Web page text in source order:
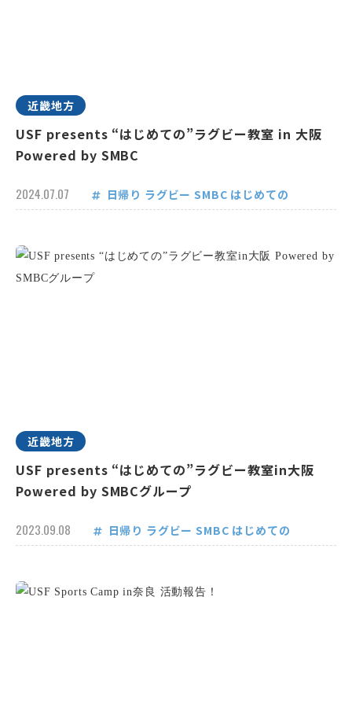
近畿地方
USF presents “はじめての”ラグビー教室 in 大阪
Powered by SMBC
2024.07.07 日帰り ラグビー SMBC はじめての
近畿地方
USF presents “はじめての”ラグビー教室in大阪
Powered by SMBCグループ
2023.09.08 日帰り ラグビー SMBC はじめての